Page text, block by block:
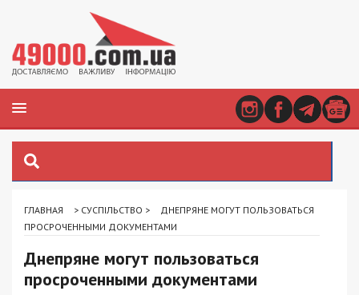
ГЛАВНАЯ > СУСПІЛЬСТВО >
ДНЕПРЯНЕ МОГУТ ПОЛЬЗОВАТЬСЯ
ПРОСРОЧЕННЫМИ ДОКУМЕНТАМИ
Днепряне могут пользоваться
просроченными документами